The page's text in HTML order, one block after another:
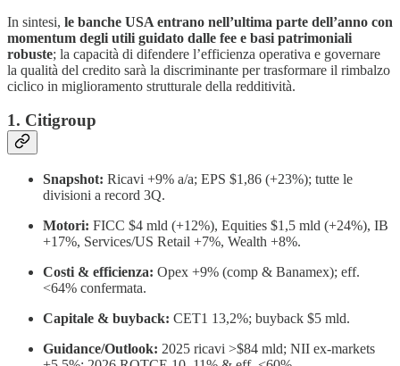
In sintesi, le banche USA entrano nell’ultima parte dell’anno con
momentum degli utili guidato dalle fee e basi patrimoniali
robuste; la capacità di difendere l’efficienza operativa e governare
la qualità del credito sarà la discriminante per trasformare il rimbalzo
ciclico in miglioramento strutturale della redditività.
1. Citigroup
Snapshot: Ricavi +9% a/a; EPS $1,86 (+23%); tutte le
divisioni a record 3Q.
Motori: FICC $4 mld (+12%), Equities $1,5 mld (+24%), IB
+17%, Services/US Retail +7%, Wealth +8%.
Costi & efficienza: Opex +9% (comp & Banamex); eff.
<64% confermata.
Capitale & buyback: CET1 13,2%; buyback $5 mld.
Guidance/Outlook: 2025 ricavi >$84 mld; NII ex-markets